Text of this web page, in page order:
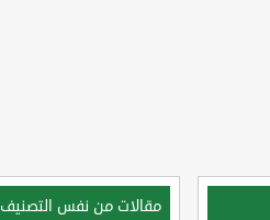
مقالات من نفس التصنيف